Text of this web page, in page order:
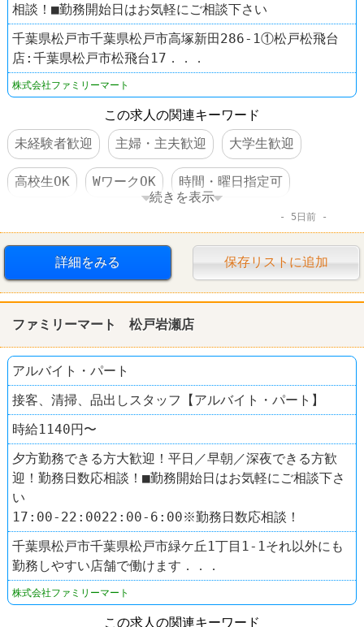
相談！■勤務開始日はお気軽にご相談下さい
千葉県松戸市千葉県松戸市高塚新田286-1①松戸松飛台
店:千葉県松戸市松飛台17．．．
株式会社ファミリーマート
この求人の関連キーワード
未経験者歓迎
主婦・主夫歓迎 大学生歓迎
高校生OK WワークOK 時間・曜日指定可
ファミリーマート
続きを表示
5日前
詳細をみる 保存リストに追加
ファミリーマート 松戸岩瀬店
アルバイト・パート
接客、清掃、品出しスタッフ【アルバイト・パート】
時給1140円〜
夕方勤務できる方大歓迎！平日／早朝／深夜できる方歓
迎！勤務日数応相談！■勤務開始日はお気軽にご相談下さ
い
17:00-22:0022:00-6:00※勤務日数応相談！
千葉県松戸市千葉県松戸市緑ケ丘1丁目1-1それ以外にも
勤務しやすい店舗で働けます．．．
株式会社ファミリーマート
この求人の関連キーワード